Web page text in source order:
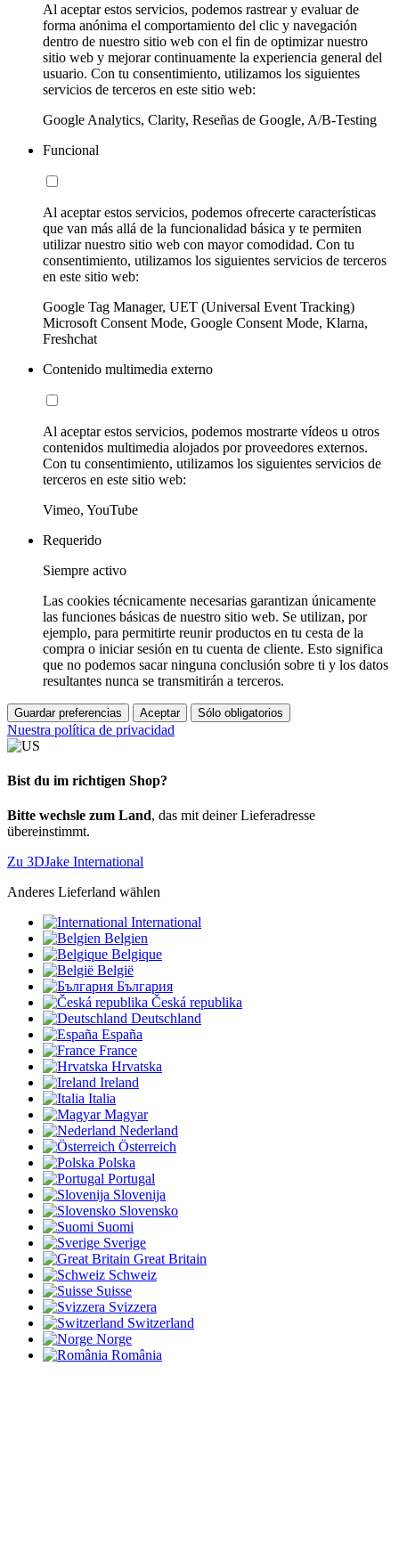
Al aceptar estos servicios, podemos rastrear y evaluar de
forma anónima el comportamiento del clic y navegación
dentro de nuestro sitio web con el fin de optimizar nuestro
sitio web y mejorar continuamente la experiencia general del
usuario. Con tu consentimiento, utilizamos los siguientes
servicios de terceros en este sitio web:
Google Analytics, Clarity, Reseñas de Google, A/B-Testing
Funcional
Al aceptar estos servicios, podemos ofrecerte características
que van más allá de la funcionalidad básica y te permiten
utilizar nuestro sitio web con mayor comodidad. Con tu
consentimiento, utilizamos los siguientes servicios de terceros
en este sitio web:
Google Tag Manager, UET (Universal Event Tracking)
Microsoft Consent Mode, Google Consent Mode, Klarna,
Freshchat
Contenido multimedia externo
Al aceptar estos servicios, podemos mostrarte vídeos u otros
contenidos multimedia alojados por proveedores externos.
Con tu consentimiento, utilizamos los siguientes servicios de
terceros en este sitio web:
Vimeo, YouTube
Requerido
Siempre activo
Las cookies técnicamente necesarias garantizan únicamente
las funciones básicas de nuestro sitio web. Se utilizan, por
ejemplo, para permitirte reunir productos en tu cesta de la
compra o iniciar sesión en tu cuenta de cliente. Esto significa
que no podemos sacar ninguna conclusión sobre ti y los datos
resultantes nunca se transmitirán a terceros.
Guardar preferencias Aceptar Sólo obligatorios
Nuestra política de privacidad
Bist du im richtigen Shop?
Bitte wechsle zum Land, das mit deiner Lieferadresse
übereinstimmt.
Zu 3DJake International
Anderes Lieferland wählen
International
Belgien
Belgique
België
България
Česká republika
Deutschland
España
France
Hrvatska
Ireland
Italia
Magyar
Nederland
Österreich
Polska
Portugal
Slovenija
Slovensko
Suomi
Sverige
Great Britain
Schweiz
Suisse
Svizzera
Switzerland
Norge
România